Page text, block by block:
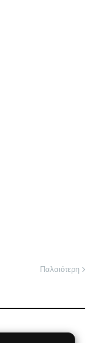
Παλαιότερη